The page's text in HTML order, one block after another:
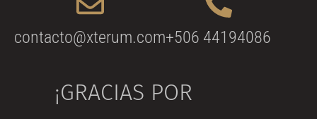
contacto@xterum.com+506 44194086
¡GRACIAS POR